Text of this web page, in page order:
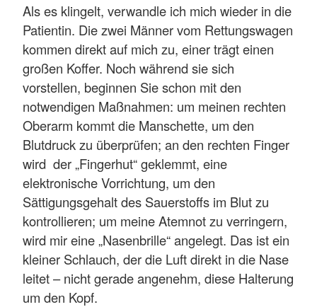
Als es klingelt, verwandle ich mich wieder in die
Patientin. Die zwei Männer vom Rettungswagen
kommen direkt auf mich zu, einer trägt einen
großen Koffer. Noch während sie sich
vorstellen, beginnen Sie schon mit den
notwendigen Maßnahmen: um meinen rechten
Oberarm kommt die Manschette, um den
Blutdruck zu überprüfen; an den rechten Finger
wird der „Fingerhut“ geklemmt, eine
elektronische Vorrichtung, um den
Sättigungsgehalt des Sauerstoffs im Blut zu
kontrollieren; um meine Atemnot zu verringern,
wird mir eine „Nasenbrille“ angelegt. Das ist ein
kleiner Schlauch, der die Luft direkt in die Nase
leitet – nicht gerade angenehm, diese Halterung
um den Kopf.